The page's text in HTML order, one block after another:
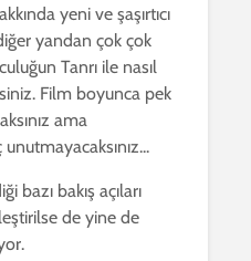
yeni ve şaşırtıcı
yandan çok çok
Tanrı ile nasıl
Film boyunca pek
ama
bazı bakış açıları
de yine de